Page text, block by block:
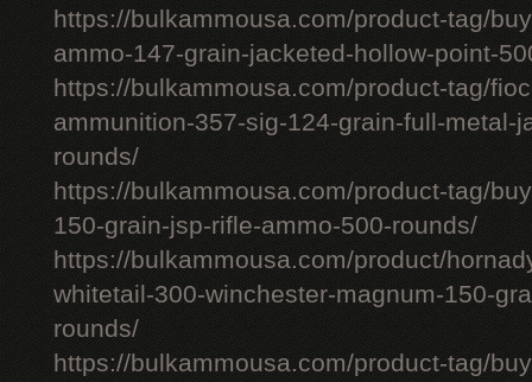
https://bulkammousa.com/product-tag/
ammo-147-grain-jacketed-hollow-point-
https://bulkammousa.com/product-tag/
ammunition-357-sig-124-grain-full-metal-
rounds/
https://bulkammousa.com/product-tag/
150-grain-jsp-rifle-ammo-500-rounds/
https://bulkammousa.com/product/
whitetail-300-winchester-magnum-150-
rounds/
https://bulkammousa.com/product-tag/